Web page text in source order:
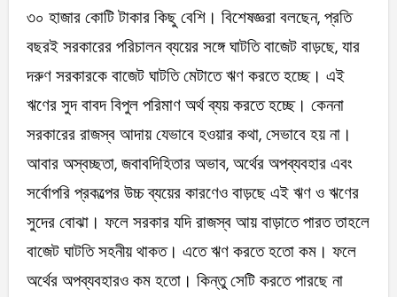
৩০ হাজার কোটি টাকার কিছু বেশি। বিশেষজ্ঞরা বলছেন, প্রতি
বছরই সরকারের পরিচালন ব্যয়ের সঙ্গে ঘাটতি বাজেট বাড়ছে, যার
দরুণ সরকারকে বাজেট ঘাটতি মেটাতে ঋণ করতে হচ্ছে। এই
ঋণের সুদ বাবদ বিপুল পরিমাণ অর্থ ব্যয় করতে হচ্ছে। কেননা
সরকারের রাজস্ব আদায় যেভাবে হওয়ার কথা, সেভাবে হয় না।
আবার অস্বচ্ছতা, জবাবদিহিতার অভাব, অর্থের অপব্যবহার এবং
সর্বোপরি প্রকল্পের উচ্চ ব্যয়ের কারণেও বাড়ছে এই ঋণ ও ঋণের
সুদের বোঝা। ফলে সরকার যদি রাজস্ব আয় বাড়াতে পারত তাহলে
বাজেট ঘাটতি সহনীয় থাকত। এতে ঋণ করতে হতো কম। ফলে
অর্থের অপব্যবহারও কম হতো। কিন্তু সেটি করতে পারছে না